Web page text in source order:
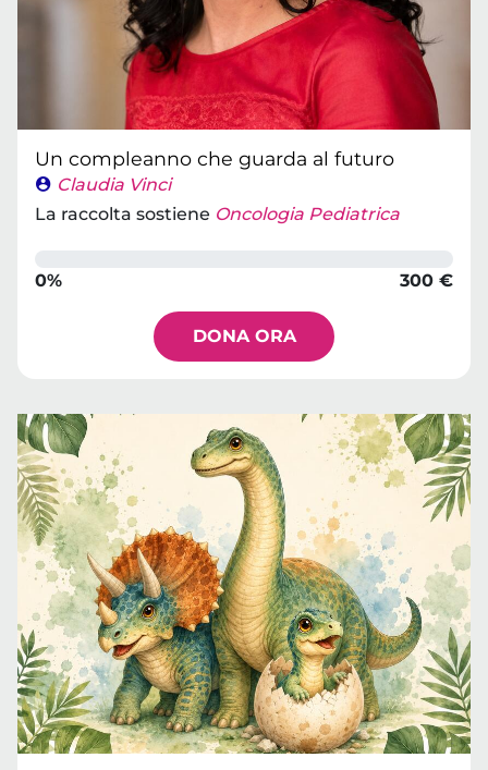
Un compleanno che guarda al futuro
Claudia Vinci
La raccolta sostiene Oncologia Pediatrica
0% 300 €
DONA ORA